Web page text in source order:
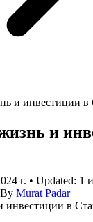
и инвестиции в
и
г. • Updated: 1
By Murat Padar